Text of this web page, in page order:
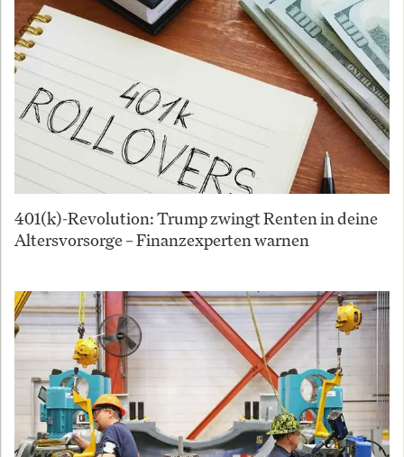
401(k)-Revolution: Trump zwingt Renten in deine
Altersvorsorge – Finanzexperten warnen